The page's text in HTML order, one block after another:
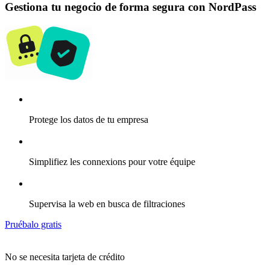
Gestiona tu negocio de forma segura con NordPass
Protege los datos de tu empresa
Simplifiez les connexions pour votre équipe
Supervisa la web en busca de filtraciones
Pruébalo gratis
No se necesita tarjeta de crédito